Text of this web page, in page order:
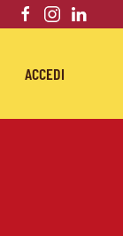
ACCEDI